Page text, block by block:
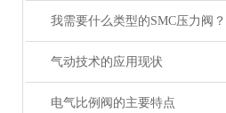
我需要什么类型的SMC压力阀？
气动技术的应用现状
电气比例阀的主要特点